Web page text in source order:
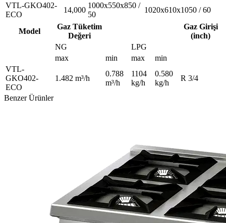
VTL-GKO402-
ECO
14,000
1000x550x850 /
50
1020x610x1050 / 60
Model
Gaz Tüketim
Değeri
Gaz Girişi
(inch)
NG
LPG
max
min max
min
VTL-
GKO402-
ECO
1.482 m³/h
0.788
m³/h
1104
kg/h
0.580
kg/h
R 3/4
Benzer Ürünler